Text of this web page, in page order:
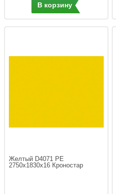
В корзину
Желтый D4071 PE
2750х1830х16 Кроностар